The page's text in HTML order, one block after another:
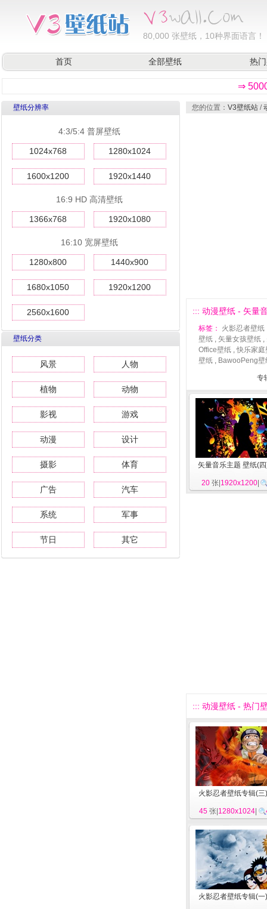
80,000 张壁纸，10种界面语言！
首页 全部壁纸 热
⇒
壁纸分辨率
4:3/5:4 普屏壁纸
1024x768 1280x1024
1600x1200 1920x1440
16:9 HD 高清壁纸
1366x768 1920x1080
16:10 宽屏壁纸
1280x800 1440x900
1680x1050 1920x1200
2560x1600
壁纸分类
风景 人物
植物 动物
影视 游戏
动漫 设计
摄影 体育
广告 汽车
系统 军事
节日 其它
您的位置： V3壁纸站 /
::: 动漫壁纸 - 矢量
标签： 火影忍者壁纸
壁纸 , 矢量女孩壁纸 ,
Office壁纸 , 快乐家庭
壁纸 , BawooPeng壁
专
矢量音乐主题 壁纸(
20 张| 1920x1200
::: 动漫壁纸 - 热门
火影忍者壁纸专辑(三
45 张| 1280x1024
火影忍者壁纸专辑(一